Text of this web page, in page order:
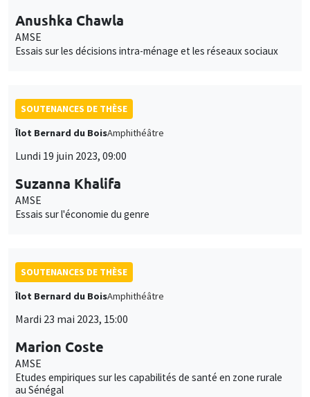
Anushka Chawla
AMSE
Essais sur les décisions intra-ménage et les réseaux sociaux
SOUTENANCES DE THÈSE
Îlot Bernard du BoisAmphithéâtre
Lundi 19 juin 2023, 09:00
Suzanna Khalifa
AMSE
Essais sur l'économie du genre
SOUTENANCES DE THÈSE
Îlot Bernard du BoisAmphithéâtre
Mardi 23 mai 2023, 15:00
Marion Coste
AMSE
Etudes empiriques sur les capabilités de santé en zone rurale
au Sénégal